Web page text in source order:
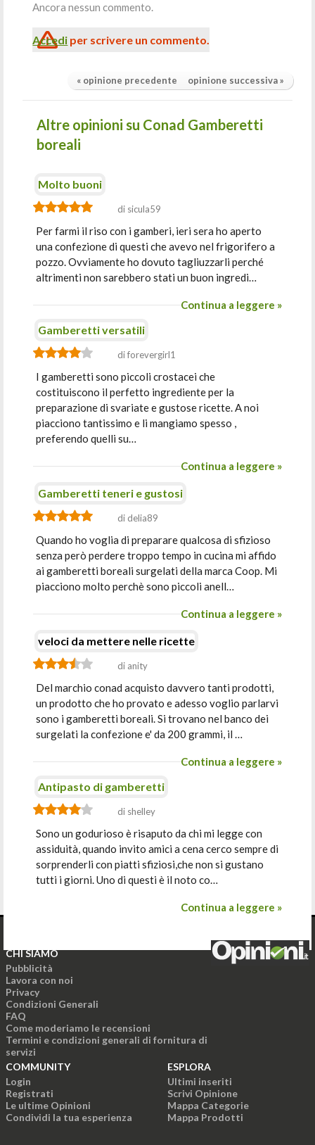
Ancora nessun commento.
Accedi per scrivere un commento.
« opinione precedente opinione successiva »
Altre opinioni su Conad Gamberetti
boreali
Molto buoni
di sicula59
Per farmi il riso con i gamberi, ieri sera ho aperto
una confezione di questi che avevo nel frigorifero a
pozzo. Ovviamente ho dovuto tagliuzzarli perché
altrimenti non sarebbero stati un buon ingredi…
Continua a leggere »
Gamberetti versatili
di forevergirl1
I gamberetti sono piccoli crostacei che
costituiscono il perfetto ingrediente per la
preparazione di svariate e gustose ricette. A noi
piacciono tantissimo e li mangiamo spesso ,
preferendo quelli su…
Continua a leggere »
Gamberetti teneri e gustosi
di delia89
Quando ho voglia di preparare qualcosa di sfizioso
senza però perdere troppo tempo in cucina mi affido
ai gamberetti boreali surgelati della marca Coop. Mi
piacciono molto perchè sono piccoli anell…
Continua a leggere »
veloci da mettere nelle ricette
di anity
Del marchio conad acquisto davvero tanti prodotti,
un prodotto che ho provato e adesso voglio parlarvi
sono i gamberetti boreali. Si trovano nel banco dei
surgelati la confezione e' da 200 grammi, il …
Continua a leggere »
Antipasto di gamberetti
di shelley
Sono un godurioso è risaputo da chi mi legge con
assiduità, quando invito amici a cena cerco sempre di
sorprenderli con piatti sfiziosi,che non si gustano
tutti i giorni. Uno di questi è il noto co…
Continua a leggere »
CHI SIAMO
Pubblicità
Lavora con noi
Privacy
Condizioni Generali
FAQ
Come moderiamo le recensioni
Termini e condizioni generali di fornitura di
servizi
COMMUNITY
Login
Registrati
Le ultime Opinioni
Condividi la tua esperienza
ESPLORA
Ultimi inseriti
Scrivi Opinione
Mappa Categorie
Mappa Prodotti